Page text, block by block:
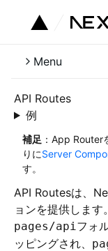
Menu
API Routes
例
補足 ：App Router
りにServer
す。
API Routesは、
ョンを提供します。
pages/apiフォ
ッピングされ、